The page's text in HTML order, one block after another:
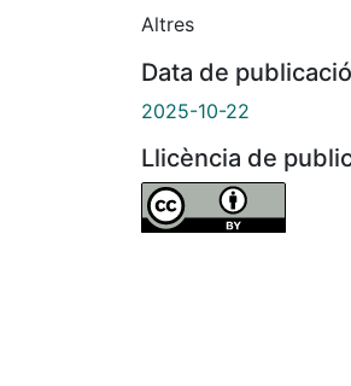
Altres
Data de publicació
2025-10-22
Llicència de